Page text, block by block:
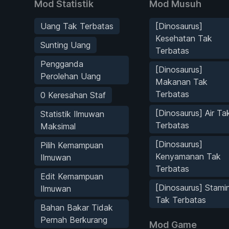
Mod Statistik
Uang Tak Terbatas
Sunting Uang
Pengganda
Perolehan Uang
0 Keresahan Staf
Statistik Ilmuwan
Maksimal
Pilih Kemampuan
Ilmuwan
Edit Kemampuan
Ilmuwan
Bahan Bakar Tidak
Pernah Berkurang
Mod Musuh
[Dinosaurus]
Kesehatan Tak
Terbatas
[Dinosaurus]
Makanan Tak
Terbatas
[Dinosaurus] Air
Terbatas
[Dinosaurus]
Kenyamanan Tak
Terbatas
[Dinosaurus]
Tak Terbatas
Mod Game